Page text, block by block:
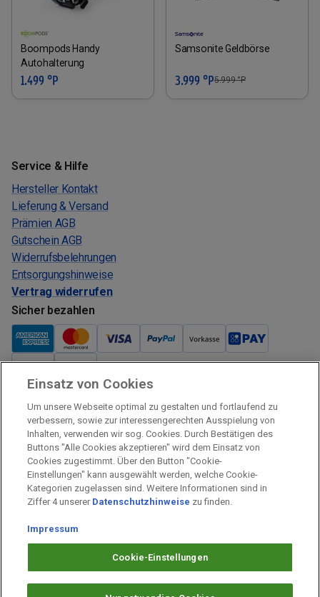
Boompods Handy
Autohalterung
1.499 °P
Samsonite Geldbörse
3.999 °P5.999°P
Service & Hilfe
Hersteller Kontakt
Lieferung & Versand
Prämien AGB
Gutschein AGB
Widerrufsbelehrungen
Entsorgungshinweise
Vertrag widerrufen
Sicher bezahlen
Verkauf und Versand
Kostenloser Versand:
Verkauf und Versand durch:
Verkauf Gutscheine durch:
Sicher einkaufen
Prämien Impressum
Prämien Datenschutz
Einsatz von Cookies
Um unsere Webseite optimal zu gestalten und fortlaufend zu
verbessern, sowie zur interessengerechten Ausspielung von
Inhalten, verwenden wir sog. Cookies. Durch Bestätigen des
Buttons "Alle Cookies akzeptieren" wird dem Einsatz von
Cookies zugestimmt. Über den Button "Cookie-
Einstellungen" kann ausgewählt werden, welche Cookie-
Kategorien zugelassen sind. Weitere Informationen sind in
Ziffer 4 unserer Datenschutzhinweise zu finden.
Impressum
Cookie-Einstellungen